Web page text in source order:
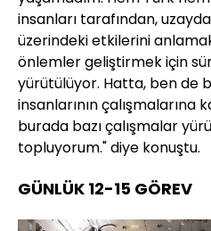
insanları tarafından,
üzerindeki etkilerini
önlemler geliştirmek için
yürütülüyor. Hatta, ben de
insanlarının çalışmalarına
burada bazı çalışmalar
topluyorum." diye konuştu.
GÜNLÜK 12-15 GÖREV